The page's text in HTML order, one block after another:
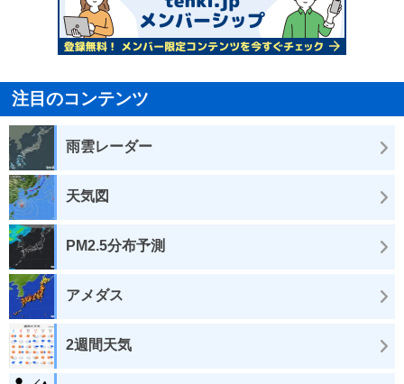
注目のコンテンツ
雨雲レーダー
天気図
PM2.5分布予測
アメダス
2週間天気